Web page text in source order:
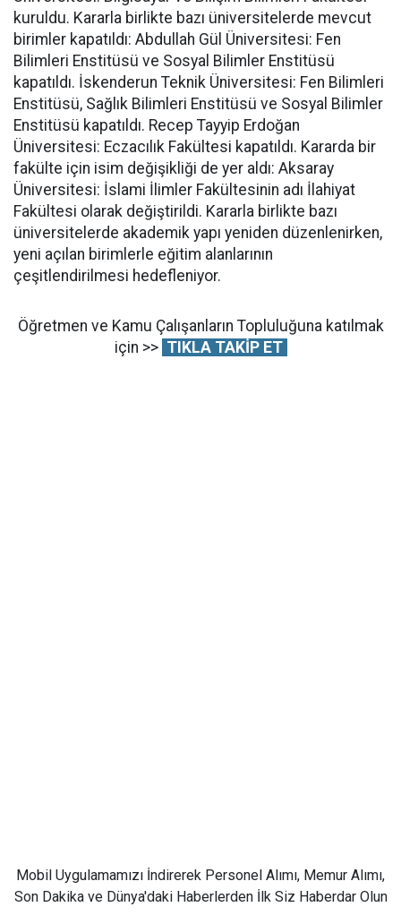
kuruldu. Kararla birlikte bazı üniversitelerde mevcut
birimler kapatıldı: Abdullah Gül Üniversitesi: Fen
Bilimleri Enstitüsü ve Sosyal Bilimler Enstitüsü
kapatıldı. İskenderun Teknik Üniversitesi: Fen Bilimleri
Enstitüsü, Sağlık Bilimleri Enstitüsü ve Sosyal Bilimler
Enstitüsü kapatıldı. Recep Tayyip Erdoğan
Üniversitesi: Eczacılık Fakültesi kapatıldı. Kararda bir
fakülte için isim değişikliği de yer aldı: Aksaray
Üniversitesi: İslami İlimler Fakültesinin adı İlahiyat
Fakültesi olarak değiştirildi. Kararla birlikte bazı
üniversitelerde akademik yapı yeniden düzenlenirken,
yeni açılan birimlerle eğitim alanlarının
çeşitlendirilmesi hedefleniyor.
Öğretmen ve Kamu Çalışanların Topluluğuna katılmak
için >> TIKLA TAKİP ET
Mobil Uygulamamızı İndirerek Personel Alımı, Memur Alımı,
Son Dakika ve Dünya'daki Haberlerden İlk Siz Haberdar Olun